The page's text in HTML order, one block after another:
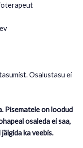
Osalustasu ei
Pisematele on loodud
osaleda ei saa,
ka veebis.